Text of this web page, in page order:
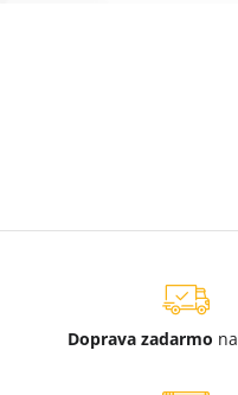
Doprava zadarmo